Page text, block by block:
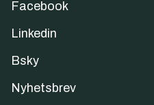
Facebook
Linkedin
Bsky
Nyhetsbrev